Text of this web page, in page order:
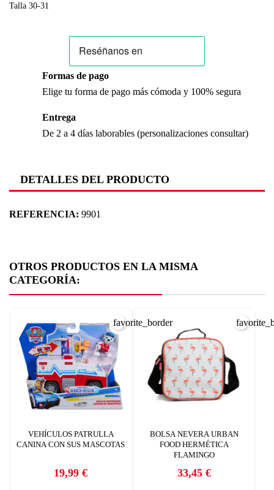
Talla 30-31
Formas de pago
Elige tu forma de pago más cómoda y 100% segura
Entrega
De 2 a 4 días laborables (personalizaciones consultar)
DETALLES DEL PRODUCTO
REFERENCIA: 9901
OTROS PRODUCTOS EN LA MISMA
CATEGORÍA:
VEHÍCULOS PATRULLA
CANINA CON SUS MASCOTAS
Precio
19,99 €
favorite_border
BOLSA NEVERA URBAN
FOOD HERMÉTICA
FLAMINGO
Precio
33,45 €